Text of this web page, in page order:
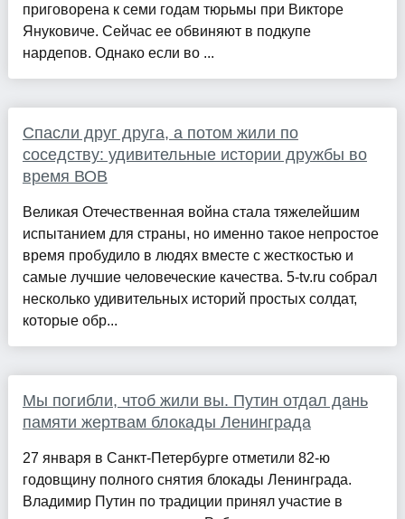
приговорена к семи годам тюрьмы при Викторе
Януковиче. Сейчас ее обвиняют в подкупе
нардепов. Однако если во ...
Спасли друг друга, а потом жили по
соседству: удивительные истории дружбы во
время ВОВ
Великая Отечественная война стала тяжелейшим
испытанием для страны, но именно такое непростое
время пробудило в людях вместе с жесткостью и
самые лучшие человеческие качества. 5-tv.ru собрал
несколько удивительных историй простых солдат,
которые обр...
Мы погибли, чтоб жили вы. Путин отдал дань
памяти жертвам блокады Ленинграда
27 января в Санкт-Петербурге отметили 82-ю
годовщину полного снятия блокады Ленинграда.
Владимир Путин по традиции принял участие в